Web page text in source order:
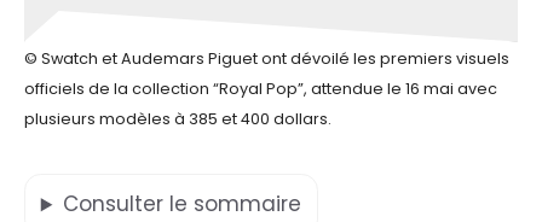
© Swatch et Audemars Piguet ont dévoilé les premiers visuels
officiels de la collection “Royal Pop”, attendue le 16 mai avec
plusieurs modèles à 385 et 400 dollars.
Consulter le sommaire